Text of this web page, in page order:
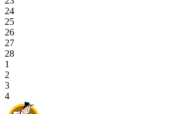
24
25
26
27
28
1
2
3
4